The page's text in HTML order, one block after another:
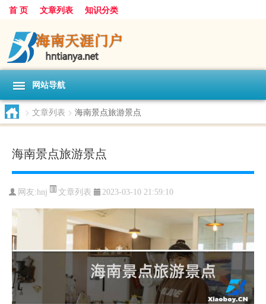
首 页 文章列表 知识分类
网站导航
> 文章列表 > 海南景点旅游景点
海南景点旅游景点
网友:hnj 文章列表 2023-03-10 21:59:10